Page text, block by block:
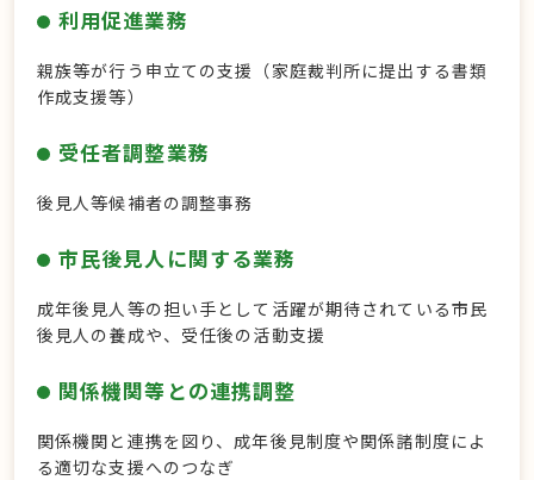
利用促進業務
親族等が行う申立ての支援（家庭裁判所に提出する書類
作成支援等）
受任者調整業務
後見人等候補者の調整事務
市民後見人に関する業務
成年後見人等の担い手として活躍が期待されている市民
後見人の養成や、受任後の活動支援
関係機関等との連携調整
関係機関と連携を図り、成年後見制度や関係諸制度によ
る適切な支援へのつなぎ